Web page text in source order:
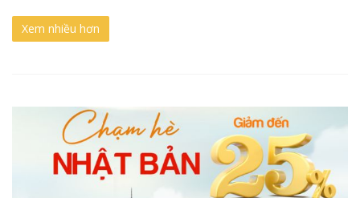
Xem nhiều hơn